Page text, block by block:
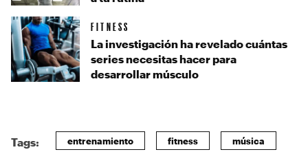
FITNESS
La investigación ha revelado cuántas
series necesitas hacer para
desarrollar músculo
Tags: entrenamiento fitness música